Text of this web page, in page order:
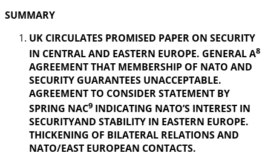
SUMMARY
UK CIRCULATES PROMISED PAPER ON SECURITY
IN CENTRAL AND EASTERN EUROPE. GENERAL A8
AGREEMENT THAT MEMBERSHIP OF NATO AND
SECURITY GUARANTEES UNACCEPTABLE.
AGREEMENT TO CONSIDER STATEMENT BY
SPRING NAC9 INDICATING NATO’S INTEREST IN
SECURITYAND STABILITY IN EASTERN EUROPE.
THICKENING OF BILATERAL RELATIONS AND
NATO/EAST EUROPEAN CONTACTS.